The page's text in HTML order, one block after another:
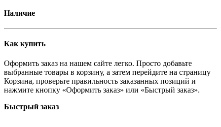
Наличие
Как купить
Оформить заказ на нашем сайте легко. Просто добавьте
выбранные товары в корзину, а затем перейдите на страницу
Корзина, проверьте правильность заказанных позиций и
нажмите кнопку «Оформить заказ» или «Быстрый заказ».
Быстрый заказ